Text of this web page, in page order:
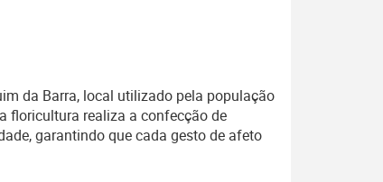
da Barra, local utilizado pela população
floricultura realiza a confecção de
garantindo que cada gesto de afeto